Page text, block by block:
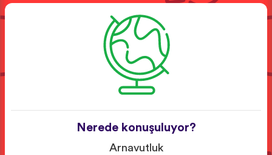
Nerede konuşuluyor?
Arnavutluk